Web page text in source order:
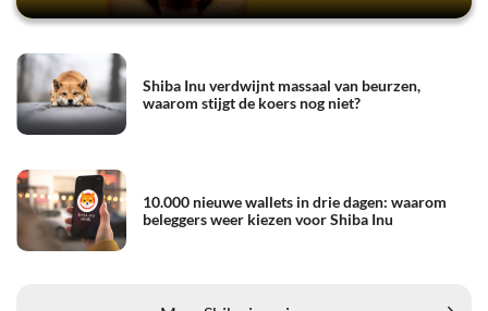
Shiba Inu verdwijnt massaal van beurzen,
waarom stijgt de koers nog niet?
10.000 nieuwe wallets in drie dagen: waarom
beleggers weer kiezen voor Shiba Inu